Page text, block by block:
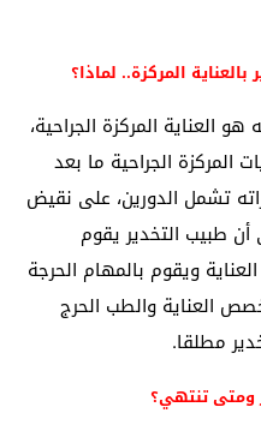
المركزة.. لماذا؟
العناية المركزة الجراحية،
المركزة الجراحية ما بعد
تشمل الدورين، على نقيض
أن طبيب التخدير يقوم
ويقوم بالمهام الحرجة
العناية والطب الحرج
مطلقا.
ومتى تنتهي؟